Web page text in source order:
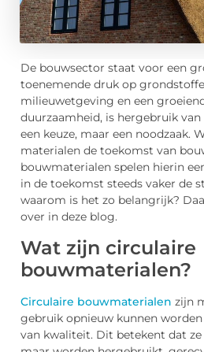
De bouwsector staat voor een
toenemende druk op
milieuwetgeving en een
duurzaamheid, is hergebruik
een keuze, maar een noodzaak.
materialen de toekomst van
bouwmaterialen spelen hierin
in de toekomst steeds vaker de
waarom is het zo belangrijk?
over in deze blog.
Wat zijn circulaire
bouwmaterialen?
Circulaire bouwmaterialen zijn
gebruik opnieuw kunnen
van kwaliteit. Dit betekent dat